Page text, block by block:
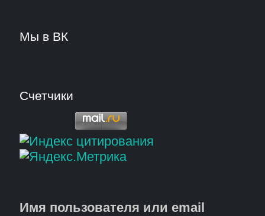
Мы в ВК
Счетчики
Имя пользователя или email